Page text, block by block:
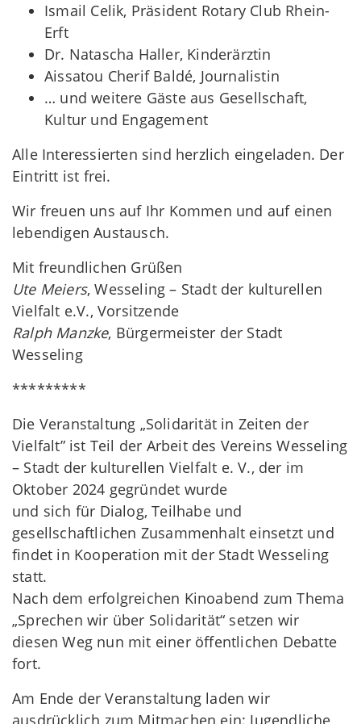
Ismail Celik, Präsident Rotary Club Rhein-
Erft
Dr. Natascha Haller, Kinderärztin
Aissatou Cherif Baldé, Journalistin
… und weitere Gäste aus Gesellschaft,
Kultur und Engagement
Alle Interessierten sind herzlich eingeladen. Der
Eintritt ist frei.
Wir freuen uns auf Ihr Kommen und auf einen
lebendigen Austausch.
Mit freundlichen Grüßen
Ute Meiers, Wesseling – Stadt der kulturellen
Vielfalt e.V., Vorsitzende
Ralph Manzke, Bürgermeister der Stadt
Wesseling
*********
Die Veranstaltung „Solidarität in Zeiten der
Vielfalt” ist Teil der Arbeit des Vereins Wesseling
– Stadt der kulturellen Vielfalt e. V., der im
Oktober 2024 gegründet wurde
und sich für Dialog, Teilhabe und
gesellschaftlichen Zusammenhalt einsetzt und
findet in Kooperation mit der Stadt Wesseling
statt.
Nach dem erfolgreichen Kinoabend zum Thema
„Sprechen wir über Solidarität“ setzen wir
diesen Weg nun mit einer öffentlichen Debatte
fort.
Am Ende der Veranstaltung laden wir